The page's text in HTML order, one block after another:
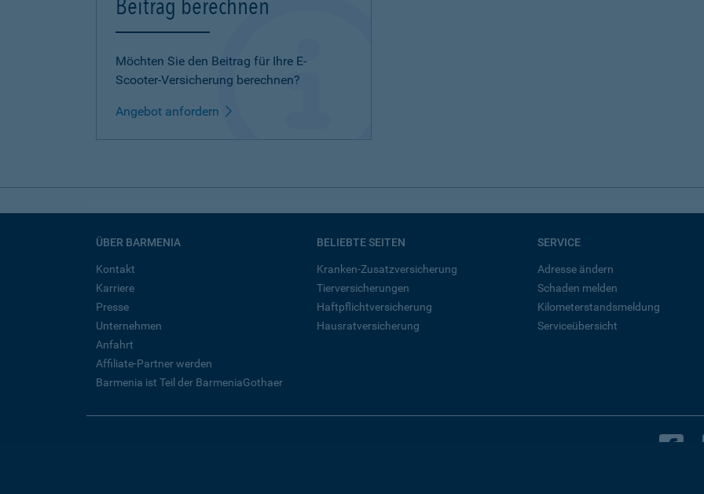
Möchten Sie den Beitrag für Ihre E-
Scooter-Versicherung berechnen?
Angebot anfordern
ÜBER BARMENIA
Kontakt
Karriere
Presse
Unternehmen
Anfahrt
Affiliate-Partner werden
Barmenia ist Teil der BarmeniaGothaer
BELIEBTE SEITEN
Kranken-Zusatzversicherung
Tierversicherungen
Haftpflichtversicherung
Hausratversicherung
SERVICE
Adresse ändern
Schaden melden
Kilometerstandsmeldung
Serviceübersicht